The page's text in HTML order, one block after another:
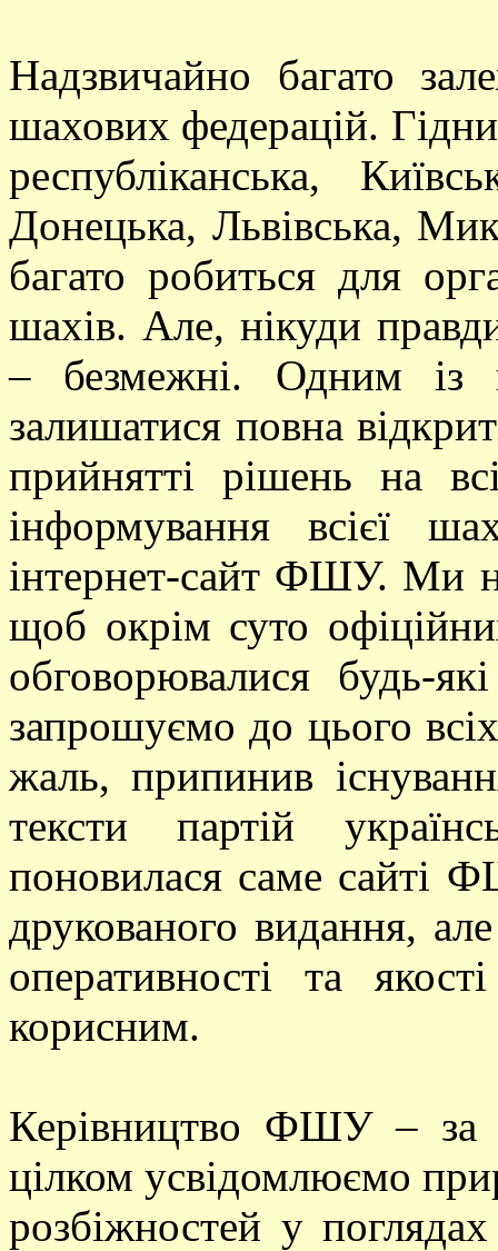
Надзвичайно багато
шахових федерацій.
республіканська,
Донецька, Львівська,
багато робиться для
шахів. Але, нікуди
– безмежні. Одним із
залишатися повна
прийнятті рішень на
інформування всієї
інтернет-сайт ФШУ. Ми
щоб окрім суто
обговорювалися будь-
запрошуємо до цього
жаль, припинив
тексти партій
поновилася саме сайті
друкованого видання,
оперативності та
корисним.
Керівництво ФШУ –
цілком усвідомлюємо
розбіжностей у